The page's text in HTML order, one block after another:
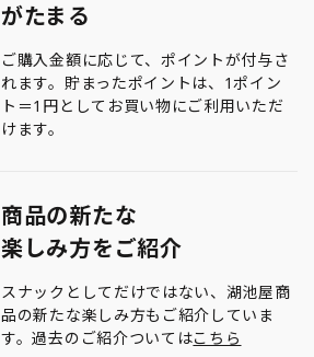
がたまる
ご購入金額に応じて、ポイントが付与さ
れます。貯まったポイントは、1ポイン
ト＝1円としてお買い物にご利用いただ
けます。
商品の新たな
楽しみ方をご紹介
スナックとしてだけではない、湖池屋商
品の新たな楽しみ方もご紹介していま
す。過去のご紹介ついてはこちら